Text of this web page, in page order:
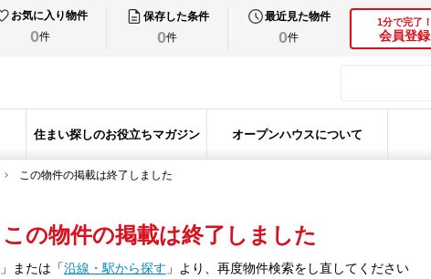
お気に入り物件
0件
保存した条件
0件
最近見た物件
0件
1分で完了！
会員登録
住まい探しのお役立ちマガジン オープンハウスについて
この物件の掲載は終了しました
この物件の掲載は終了しました
」 または 「沿線・駅から探す 」 より、再度物件検索をし直してください